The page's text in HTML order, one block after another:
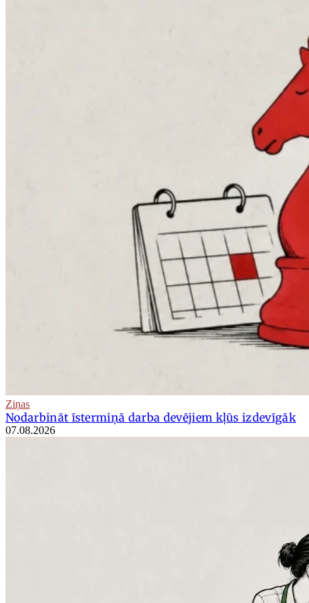
Ziņas
Nodarbināt īstermiņā darba devējiem kļūs izdevīgāk
07.08.2026